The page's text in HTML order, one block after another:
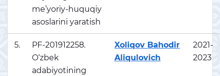
me’yoriy-huquqiy
asoslarini yaratish
5.
PF-201912258.
O‘zbek
adabiyotining
Xoliqov Bahodir
Aliqulovich
2021-
2023